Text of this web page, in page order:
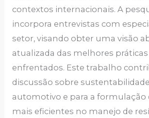
contextos internacionais. A
incorpora entrevistas com
setor, visando obter uma visão
atualizada das melhores práticas
enfrentados. Este trabalho
discussão sobre
automotivo e para a formulação
mais eficientes no manejo de